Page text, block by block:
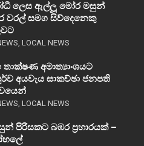
ලෙස ඇල්ලූ මෝර මසුන්
වරල් සමග සිව්දෙනෙකු
, LOCAL NEWS
තාක්ෂණ අමාත්‍යාංශයට
අයවැය සාකච්ඡා ජනපති
, LOCAL NEWS
පිරිසකට බඹර ප්‍රහාරයක් –